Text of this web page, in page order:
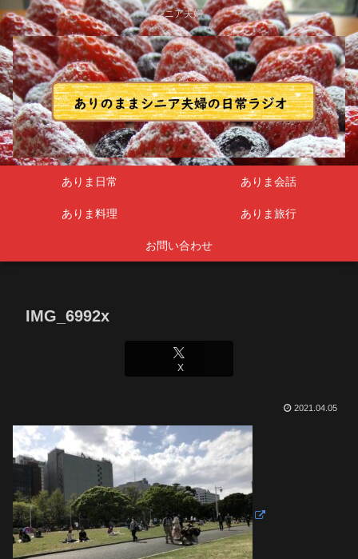
シニア夫婦
ありま日常 ありま会話
ありま料理 ありま旅行
お問い合わせ
IMG_6992x
X
2021.04.05